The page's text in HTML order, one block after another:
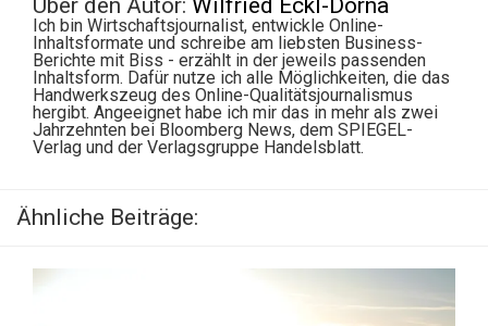
Über den Autor: Wilfried Eckl-Dorna
Ich bin Wirtschaftsjournalist, entwickle Online-
Inhaltsformate und schreibe am liebsten Business-
Berichte mit Biss - erzählt in der jeweils passenden
Inhaltsform. Dafür nutze ich alle Möglichkeiten, die das
Handwerkszeug des Online-Qualitätsjournalismus
hergibt. Angeeignet habe ich mir das in mehr als zwei
Jahrzehnten bei Bloomberg News, dem SPIEGEL-
Verlag und der Verlagsgruppe Handelsblatt.
Ähnliche Beiträge: